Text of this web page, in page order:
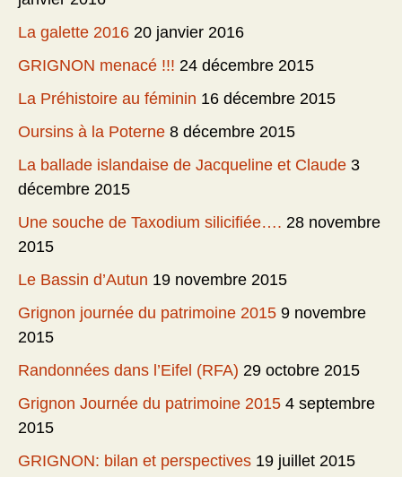
La galette 2016 20 janvier 2016
GRIGNON menacé !!! 24 décembre 2015
La Préhistoire au féminin 16 décembre 2015
Oursins à la Poterne 8 décembre 2015
La ballade islandaise de Jacqueline et Claude 3
décembre 2015
Une souche de Taxodium silicifiée…. 28 novembre
2015
Le Bassin d’Autun 19 novembre 2015
Grignon journée du patrimoine 2015 9 novembre
2015
Randonnées dans l’Eifel (RFA) 29 octobre 2015
Grignon Journée du patrimoine 2015 4 septembre
2015
GRIGNON: bilan et perspectives 19 juillet 2015